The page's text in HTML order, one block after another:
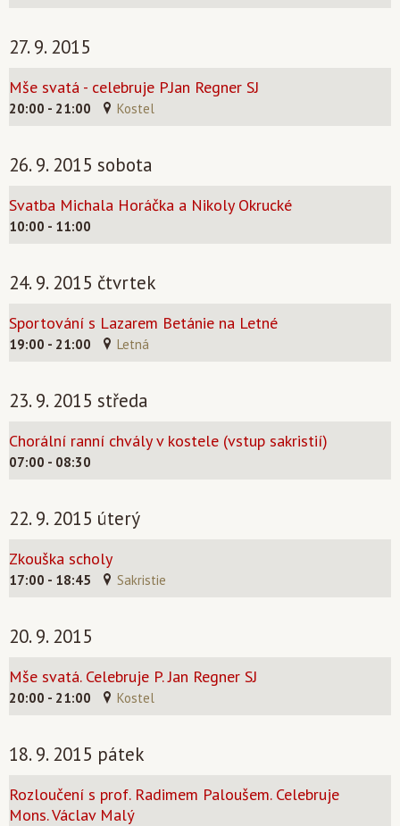
27. 9. 2015
Mše svatá - celebruje P.Jan Regner SJ
20:00 - 21:00 Kostel
26. 9. 2015 sobota
Svatba Michala Horáčka a Nikoly Okrucké
10:00 - 11:00
24. 9. 2015 čtvrtek
Sportování s Lazarem Betánie na Letné
19:00 - 21:00 Letná
23. 9. 2015 středa
Chorální ranní chvály v kostele (vstup sakristií)
07:00 - 08:30
22. 9. 2015 úterý
Zkouška scholy
17:00 - 18:45 Sakristie
20. 9. 2015
Mše svatá. Celebruje P. Jan Regner SJ
20:00 - 21:00 Kostel
18. 9. 2015 pátek
Rozloučení s prof. Radimem Paloušem. Celebruje
Mons. Václav Malý